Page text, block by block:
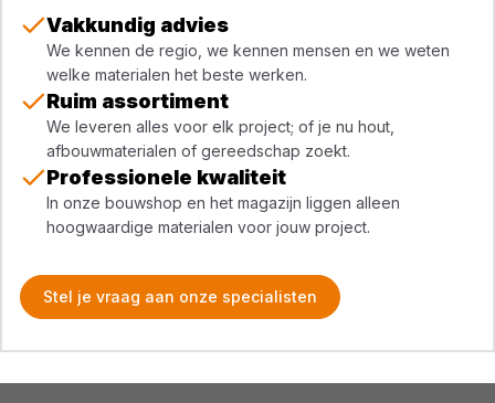
Vakkundig advies
We kennen de regio, we kennen mensen en we weten
welke materialen het beste werken.
Ruim assortiment
We leveren alles voor elk project; of je nu hout,
afbouwmaterialen of gereedschap zoekt.
Professionele kwaliteit
In onze bouwshop en het magazijn liggen alleen
hoogwaardige materialen voor jouw project.
Stel je vraag aan onze specialisten